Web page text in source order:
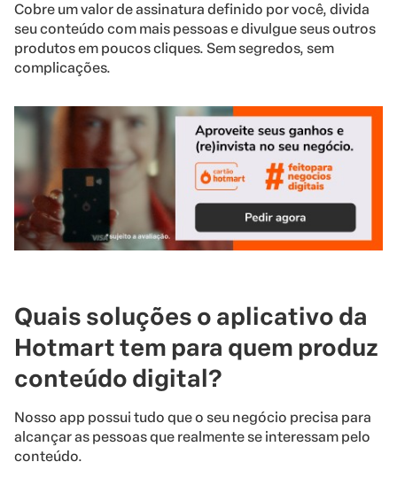
Cobre um valor de assinatura definido por você, divida
seu conteúdo com mais pessoas e divulgue seus outros
produtos em poucos cliques. Sem segredos, sem
complicações.
Quais soluções o aplicativo da
Hotmart tem para quem produz
conteúdo digital?
Nosso app possui tudo que o seu negócio precisa para
alcançar as pessoas que realmente se interessam pelo
conteúdo.